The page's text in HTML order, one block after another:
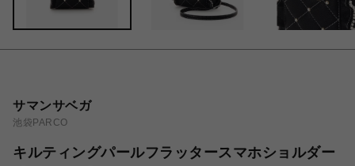
サマンサベガ
池袋PARCO
キルティングパールフラッタースマホショルダー